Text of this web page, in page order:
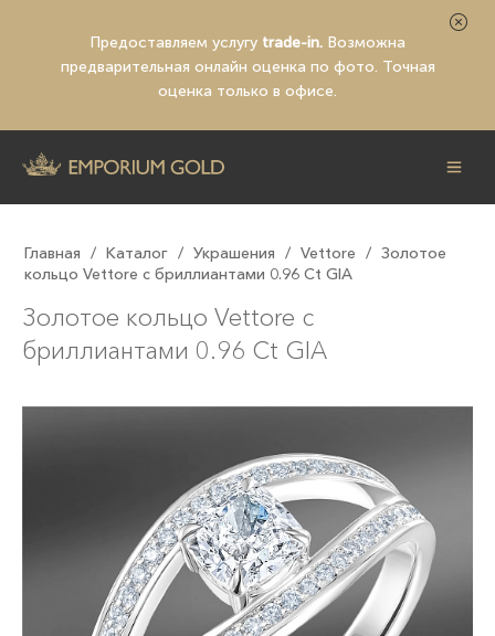
Предоставляем услугу trade-in. Возможна
предварительная онлайн оценка по фото. Точная
оценка только в офисе.
Главная / Каталог / Украшения / Vettore / Золотое
кольцо Vettore с бриллиантами 0.96 Ct GIA
Золотое кольцо Vettore с
бриллиантами 0.96 Ct GIA